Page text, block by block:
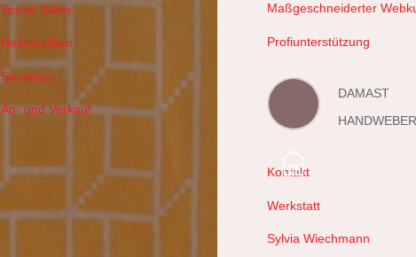
Textile Bilder
Heimtextilien
Sonstiges
An- und Verkauf
Maßgeschneiderter
Profiunterstützung
DAMAST
Kontakt
Werkstatt
Sylvia Wiechmann